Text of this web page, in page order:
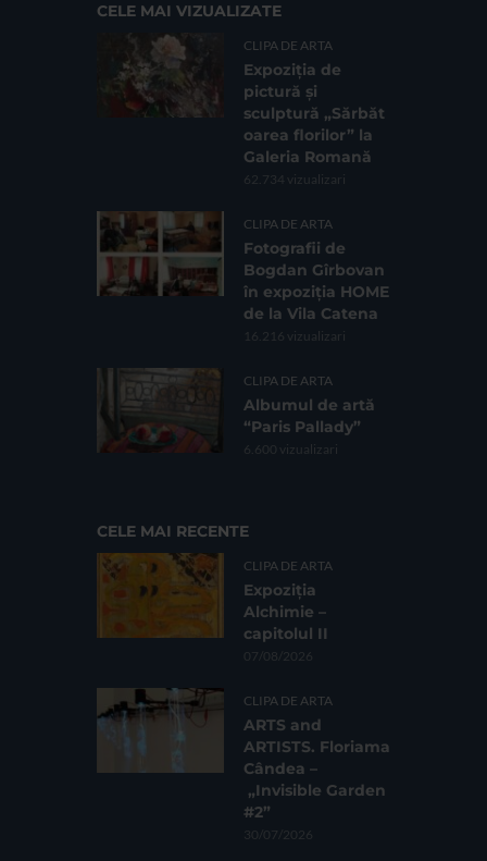
CELE MAI VIZUALIZATE
CLIPA DE ARTA
Expoziția de
pictură și
sculptură „Sărbăt
oarea florilor” la
Galeria Romană
62.734 vizualizari
CLIPA DE ARTA
Fotografii de
Bogdan Gîrbovan
în expoziția HOME
de la Vila Catena
16.216 vizualizari
CLIPA DE ARTA
Albumul de artă
“Paris Pallady”
6.600 vizualizari
CELE MAI RECENTE
CLIPA DE ARTA
Expoziția
Alchimie –
capitolul II
07/08/2026
CLIPA DE ARTA
ARTS and
ARTISTS. Floriama
Cândea –
„Invisible Garden
#2”
30/07/2026